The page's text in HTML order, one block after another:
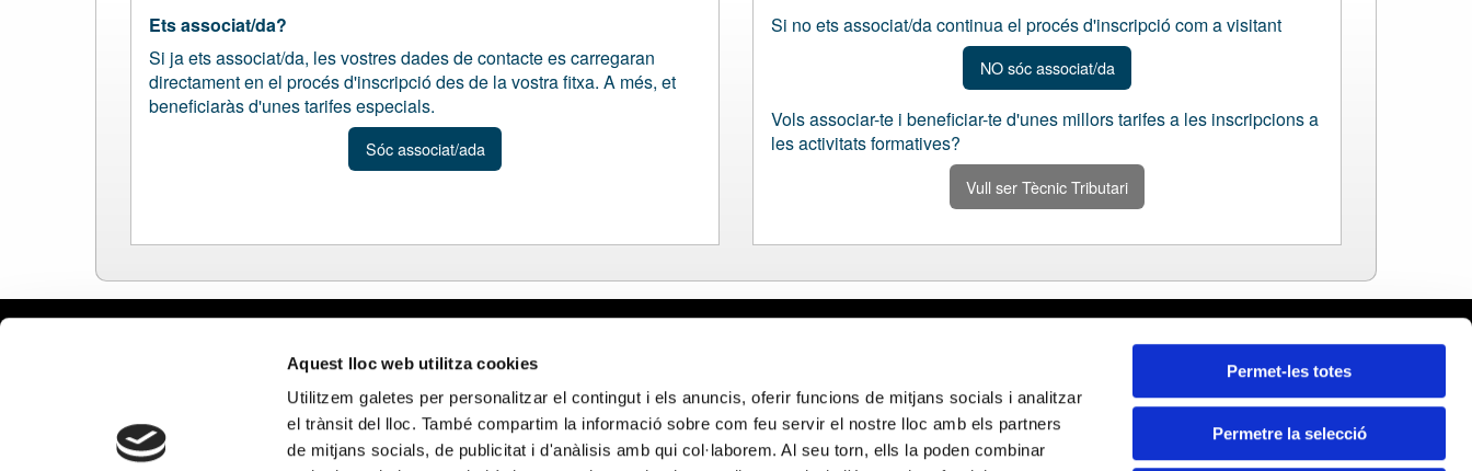
Aquest lloc web utilitza cookies
Utilitzem galetes per personalitzar el contingut i els anuncis, oferir funcions de mitjans socials i analitzar
el trànsit del lloc. També compartim la informació sobre com feu servir el nostre lloc amb els partners
de mitjans socials, de publicitat i d'anàlisis amb qui col·laborem. Al seu torn, ells la poden combinar
Permet-les totes
Permetre la selecció
Ets associat/da?
Si ja ets associat/da, les vostres dades de contacte es carregaran
directament en el procés d'inscripció des de la vostra fitxa. A més, et
beneficiaràs d'unes tarifes especials.
Sóc associat/ada
Si no ets associat/da continua el procés d'inscripció com a visitant
NO sóc associat/da
Vols associar-te i beneficiar-te d'unes millors tarifes a les inscripcions a
les activitats formatives?
Vull ser Tècnic Tributari
Política de privacitat
Política de cookies
Política de privacitat en
xarxes socials
Delegació Lleida
Delegació Girona
Delegació Tarragona